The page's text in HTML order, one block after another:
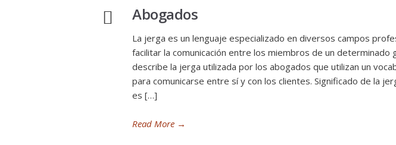
Abogados
La jerga es un lenguaje especializado en diversos campos
facilitar la comunicación entre los miembros de un determinado
describe la jerga utilizada por los abogados que utilizan un
para comunicarse entre sí y con los clientes. Significado de la
es […]
Read More →